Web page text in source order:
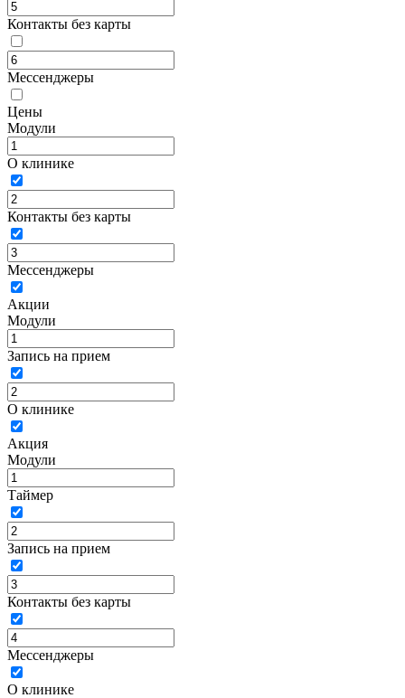
Контакты без карты
Мессенджеры
Цены
Модули
О клинике
Контакты без карты
Мессенджеры
Акции
Модули
Запись на прием
О клинике
Акция
Модули
Таймер
Запись на прием
Контакты без карты
Мессенджеры
О клинике